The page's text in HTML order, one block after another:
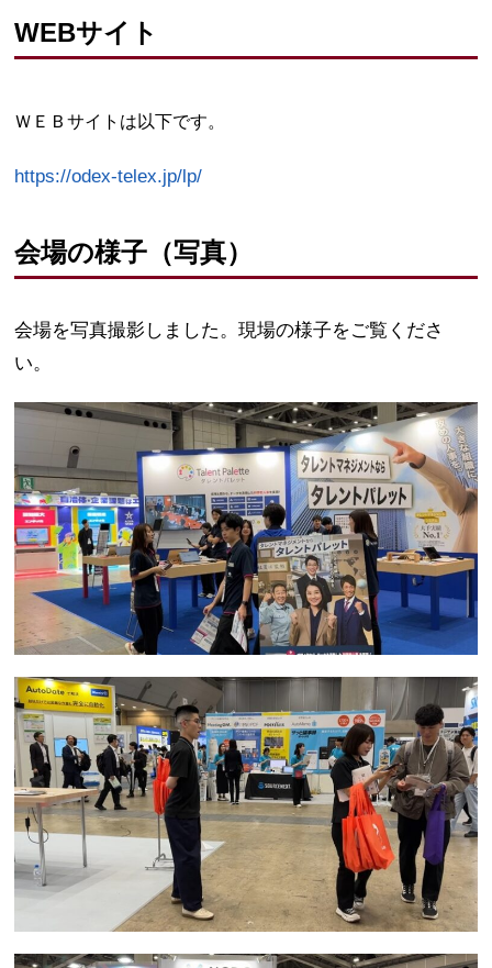
WEBサイト
ＷＥＢサイトは以下です。
https://odex-telex.jp/lp/
会場の様子（写真）
会場を写真撮影しました。現場の様子をご覧くださ
い。